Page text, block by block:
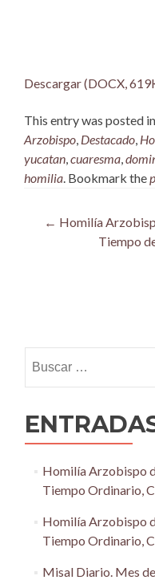
Descargar (DOCX,
This entry was posted in
Arzobispo, Destacado,
yucatan,cuaresma,
homilia. Bookmark the
Post
← Homilía
Tiempo
Homilía Arzobispo
Tiempo Ordinario,
Homilía Arzobispo
Tiempo Ordinario,
Misal Diario. Mes